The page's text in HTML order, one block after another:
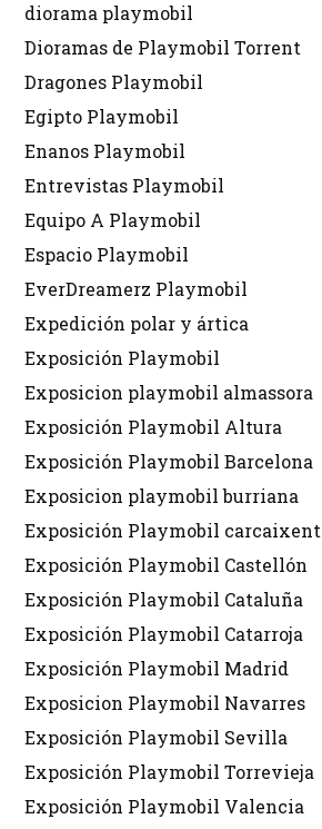
diorama playmobil
Dioramas de Playmobil Torrent
Dragones Playmobil
Egipto Playmobil
Enanos Playmobil
Entrevistas Playmobil
Equipo A Playmobil
Espacio Playmobil
EverDreamerz Playmobil
Expedición polar y ártica
Exposición Playmobil
Exposicion playmobil almassora
Exposición Playmobil Altura
Exposición Playmobil Barcelona
Exposicion playmobil burriana
Exposición Playmobil carcaixent
Exposición Playmobil Castellón
Exposición Playmobil Cataluña
Exposición Playmobil Catarroja
Exposición Playmobil Madrid
Exposicion Playmobil Navarres
Exposición Playmobil Sevilla
Exposición Playmobil Torrevieja
Exposición Playmobil Valencia